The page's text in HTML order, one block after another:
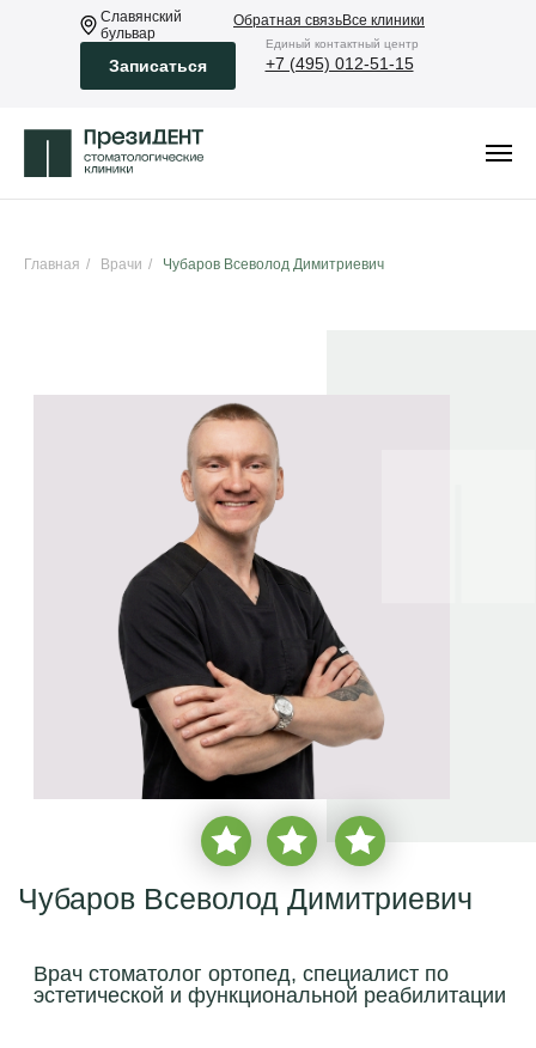
Обратная связьВсе клиники
Eдиный контактный центр
+7 (495) 012-51-15
Славянский
бульвар
Записаться
Главная / Врачи / Чубаров Всеволод Димитриевич
Чубаров Всеволод Димитриевич
врачебный стаж с2013 года
2 850 пациентов
Врач стоматолог ортопед, специалист по
эстетической и функциональной реабилитации
записаться на прием